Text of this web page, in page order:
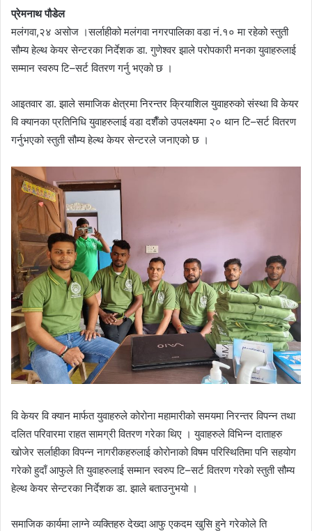
प्रेमनाथ पौडेल
मलंगवा,२४ असोज ।सर्लाहीको मलंगवा नगरपालिका वडा नं.१० मा रहेको स्तुती
सौम्य हेल्थ केयर सेन्टरका निर्देशक डा. गुणेश्वर झाले परोपकारी मनका युवाहरुलाई
सम्मान स्वरुप टि–सर्ट वितरण गर्नु भएको छ ।
आइतवार डा. झाले समाजिक क्षेत्रमा निरन्तर क्रियाशिल युवाहरुको संस्था वि केयर
वि क्यानका प्रतिनिधि युवाहरुलाई वडा दशैँको उपलक्ष्यमा २० थान टि–सर्ट वितरण
गर्नुभएको स्तुती सौम्य हेल्थ केयर सेन्टरले जनाएको छ ।
वि केयर वि क्यान मार्फत युवाहरुले कोरोना महामारीको समयमा निरन्तर विपन्न तथा
दलित परिवारमा राहत सामग्री वितरण गरेका थिए । युवाहरुले विभिन्न दाताहरु
खोजेर सर्लाहीका विपन्न नागरीकहरुलाई कोरोनाको विषम परिस्थितिमा पनि सहयोग
गरेको हुदाँ आफुले ति युवाहरुलाई सम्मान स्वरुप टि–सर्ट वितरण गरेको स्तुती सौम्य
हेल्थ केयर सेन्टरका निर्देशक डा. झाले बताउनुभयो ।
समाजिक कार्यमा लाग्ने व्यक्तिहरु देख्दा आफु एकदम खुसि हुने गरेकोले ति